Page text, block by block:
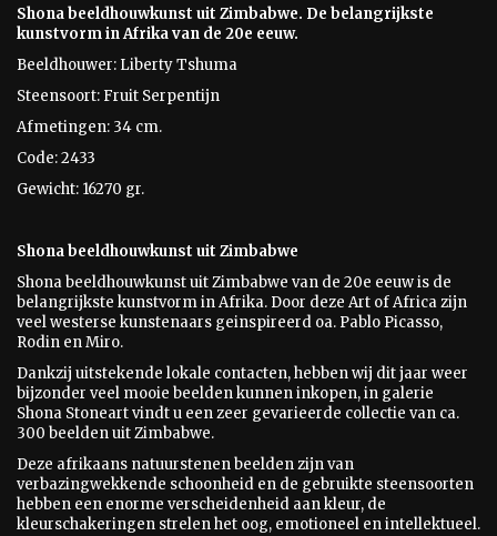
Shona beeldhouwkunst uit Zimbabwe. De belangrijkste
kunstvorm in Afrika van de 20e eeuw.
Beeldhouwer: Liberty Tshuma
Steensoort: Fruit Serpentijn
Afmetingen: 34 cm.
Code: 2433
Gewicht: 16270 gr.
Shona beeldhouwkunst uit Zimbabwe
Shona beeldhouwkunst uit Zimbabwe van de 20e eeuw is de
belangrijkste kunstvorm in Afrika. Door deze Art of Africa zijn
veel westerse kunstenaars geinspireerd oa. Pablo Picasso,
Rodin en Miro.
Dankzij uitstekende lokale contacten, hebben wij dit jaar weer
bijzonder veel mooie beelden kunnen inkopen, in galerie
Shona Stoneart vindt u een zeer gevarieerde collectie van ca.
300 beelden uit Zimbabwe.
Deze afrikaans natuurstenen beelden zijn van
verbazingwekkende schoonheid en de gebruikte steensoorten
hebben een enorme verscheidenheid aan kleur, de
kleurschakeringen strelen het oog, emotioneel en intellektueel.